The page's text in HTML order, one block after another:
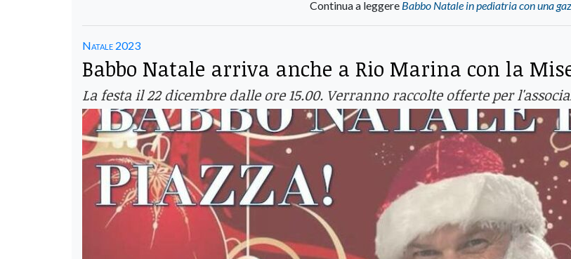
Continua a leggere Babbo Natale in pediatria con una
Natale 2023
Babbo Natale arriva anche a Rio Marina con la
La festa il 22 dicembre dalle ore 15.00. Verranno raccolte offerte per